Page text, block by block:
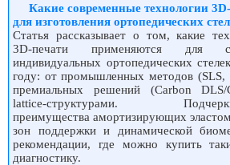
Какие современные технологии
для изготовления ортопедических
Статья рассказывает о том, какие
3D-печати применяются для
индивидуальных ортопедических
году: от промышленных методов (SLS,
премиальных решений (Carbon
lattice-структурами.
преимущества амортизирующих
зон поддержки и динамической
рекомендации, где можно купить
диагностику.